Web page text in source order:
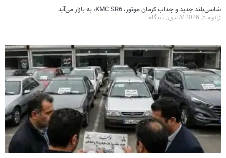
شاسی‌بلند جدید و جذاب کرمان موتور، KMC SR6، به بازار می‌آید
ژانویه 5, 2026 بدون دیدگاه